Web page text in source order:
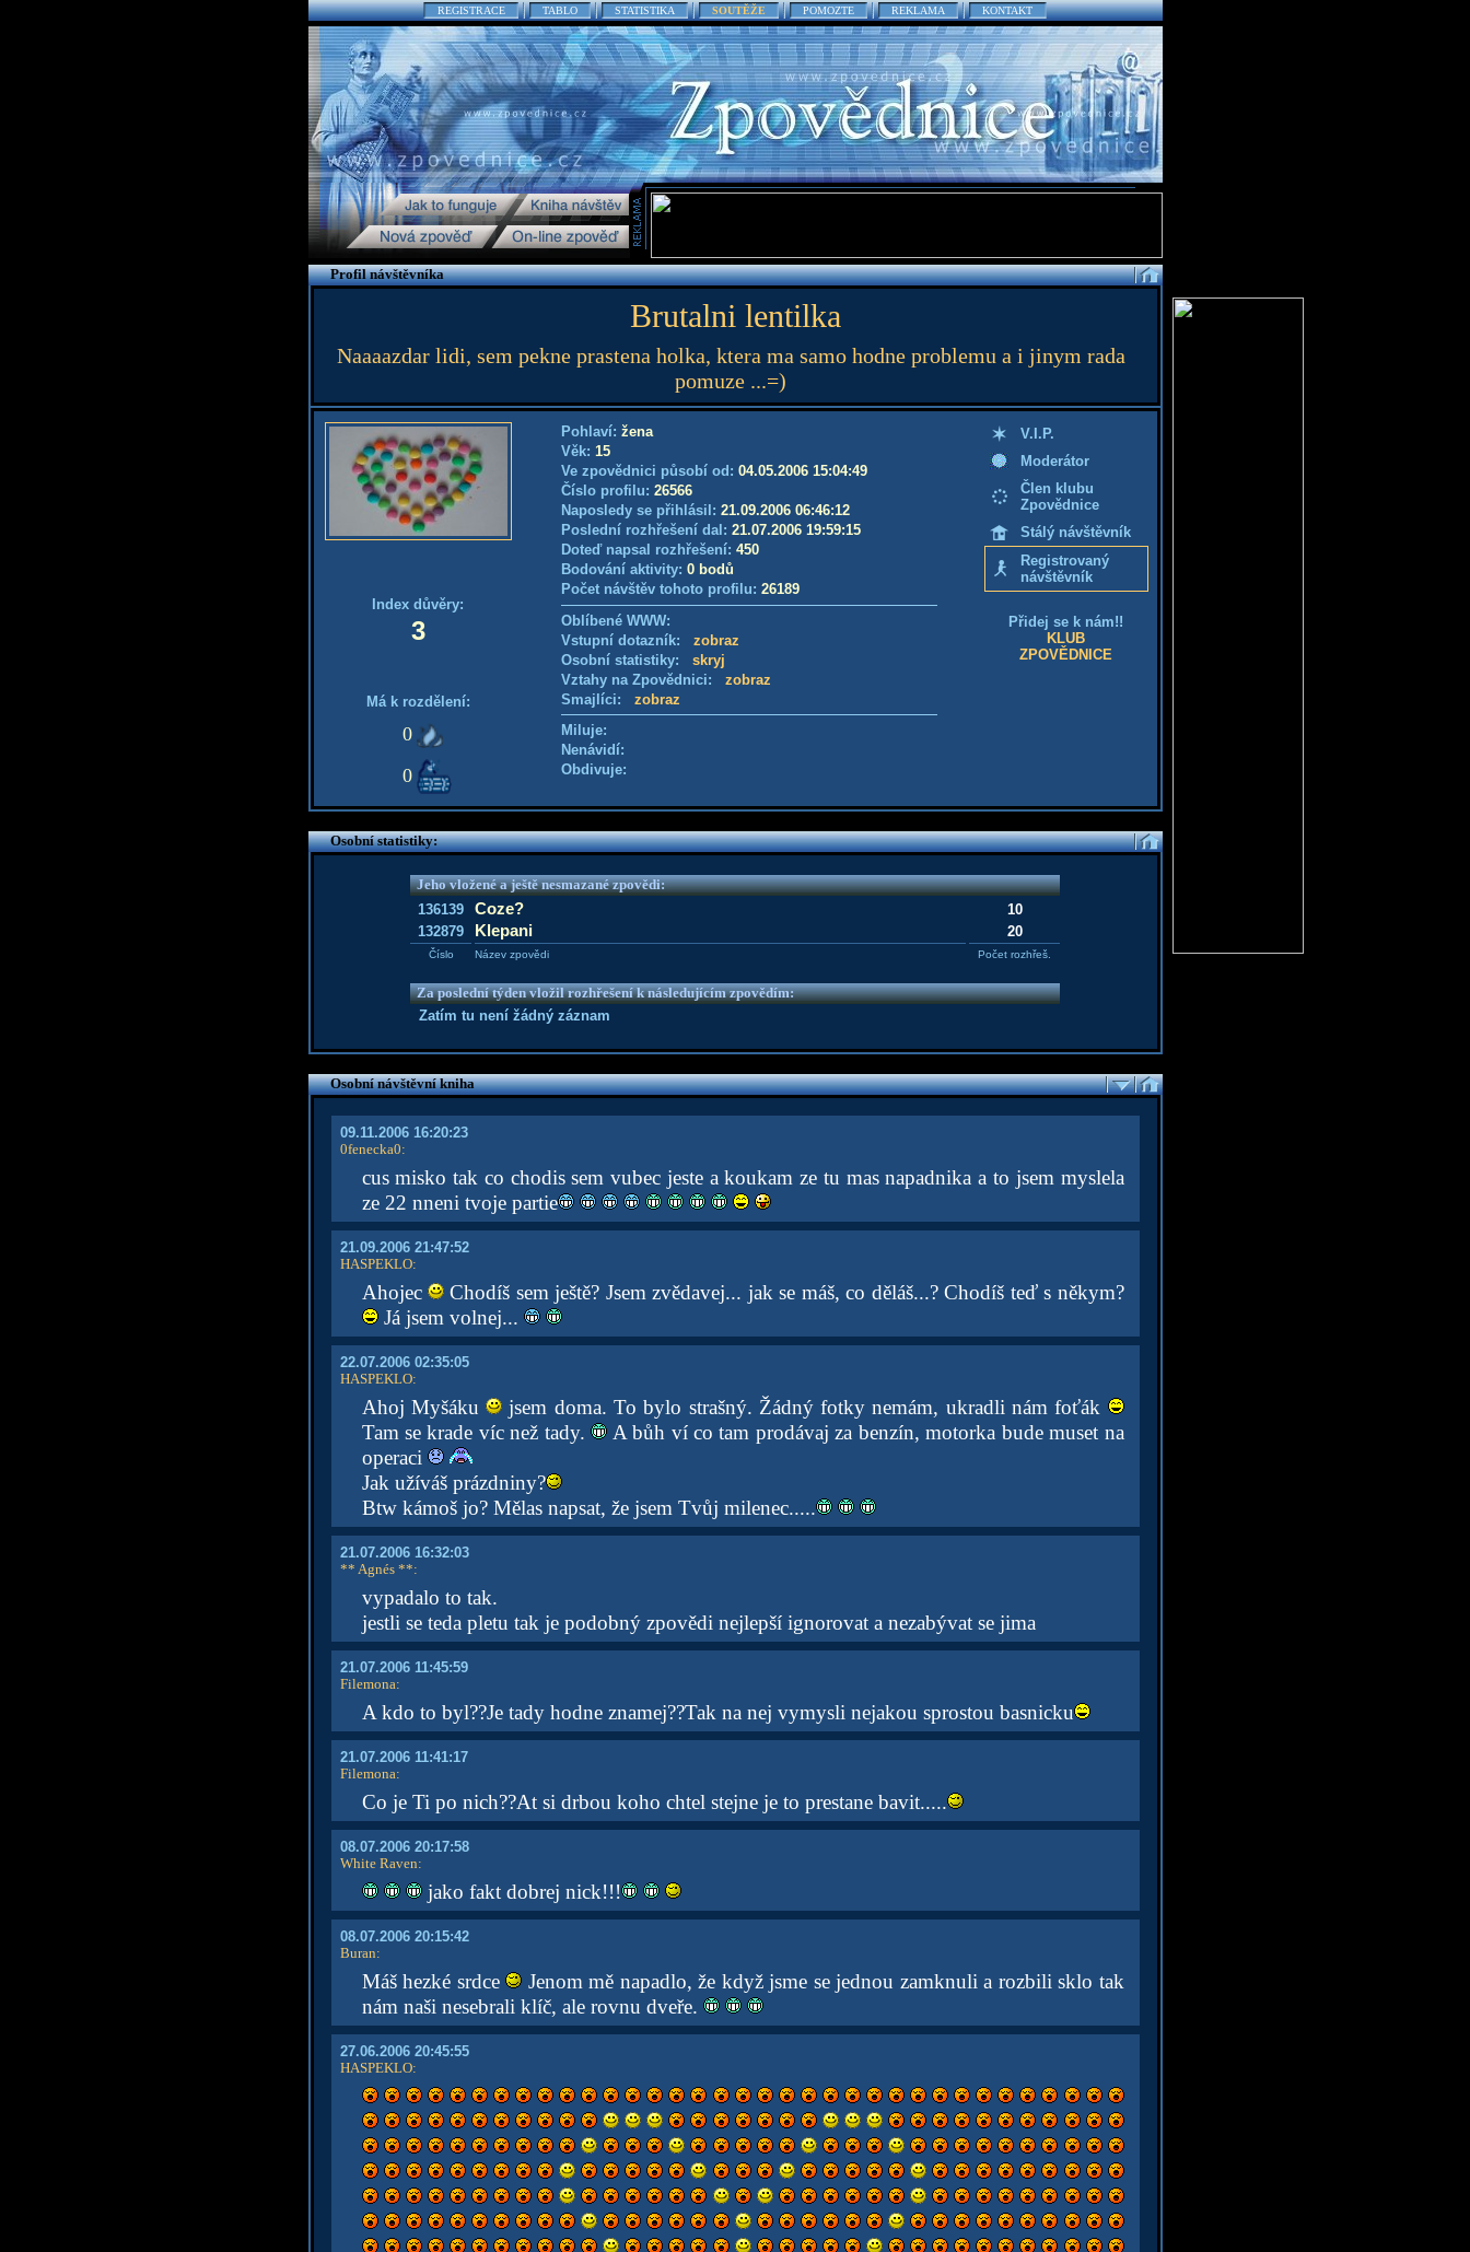
REGISTRACE TABLO STATISTIKA SOUTĚŽE POMOZTE REKLAMA KONTAKT
Profil návštěvníka
Brutalni lentilka
Naaaazdar lidi, sem pekne prastena holka, ktera ma samo hodne problemu a i jinym rada
pomuze ...=)
Index důvěry:
3
Má k rozdělení:
0
0
Pohlaví: žena
Věk: 15
Ve zpovědnici působí od: 04.05.2006 15:04:49
Číslo profilu: 26566
Naposledy se přihlásil: 21.09.2006 06:46:12
Poslední rozhřešení dal: 21.07.2006 19:59:15
Doteď napsal rozhřešení: 450
Bodování aktivity: 0 bodů
Počet návštěv tohoto profilu: 26189
Oblíbené WWW:
Vstupní dotazník: zobraz
Osobní statistiky: skryj
Vztahy na Zpovědnici: zobraz
Smajlíci: zobraz
Miluje:
Nenávidí:
Obdivuje:
V.I.P.
Moderátor
Člen klubu
Zpovědnice
Stálý návštěvník
Registrovaný
návštěvník
Přidej se k nám!!
KLUB
ZPOVĚDNICE
Osobní statistiky:
Jeho vložené a ještě nesmazané zpovědi:
136139
Coze?
10
132879
Klepani 20
Číslo Název zpovědi Počet rozhřeš.
Za poslední týden vložil rozhřešení k následujícím zpovědím:
Zatím tu není žádný záznam
Osobní návštěvní kniha
09.11.2006 16:20:23
0fenecka0:
cus misko tak co chodis sem vubec jeste a koukam ze tu mas napadnika a to jsem myslela
ze 22 nneni tvoje partie
21.09.2006 21:47:52
HASPEKLO:
Ahojec
Chodíš sem ještě? Jsem zvědavej... jak se máš, co děláš...? Chodíš teď s někym?
Já jsem volnej...
22.07.2006 02:35:05
HASPEKLO:
Ahoj Myšáku
jsem doma. To bylo strašný. Žádný fotky nemám, ukradli nám foťák
Tam se krade víc než tady.
A bůh ví co tam prodávaj za benzín, motorka bude muset na
operaci
Jak užíváš prázdniny?
Btw kámoš jo? Mělas napsat, že jsem Tvůj milenec.....
21.07.2006 16:32:03
** Agnés **:
vypadalo to tak.
jestli se teda pletu tak je podobný zpovědi nejlepší ignorovat a nezabývat se jima
21.07.2006 11:45:59
Filemona:
A kdo to byl??Je tady hodne znamej??Tak na nej vymysli nejakou sprostou basnicku
21.07.2006 11:41:17
Filemona:
Co je Ti po nich??At si drbou koho chtel stejne je to prestane bavit.....
08.07.2006 20:17:58
White Raven:
jako fakt dobrej nick!!!
08.07.2006 20:15:42
Buran:
Máš hezké srdce
Jenom mě napadlo, že když jsme se jednou zamknuli a rozbili sklo tak
nám naši nesebrali klíč, ale rovnu dveře.
27.06.2006 20:45:55
HASPEKLO: